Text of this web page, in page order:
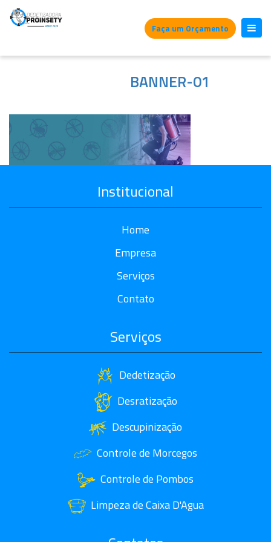
Faça um Orçamento
BANNER-01
Institucional
Home
Empresa
Serviços
Contato
Serviços
Dedetização
Desratização
Descupinização
Controle de Morcegos
Controle de Pombos
Limpeza de Caixa D'Agua